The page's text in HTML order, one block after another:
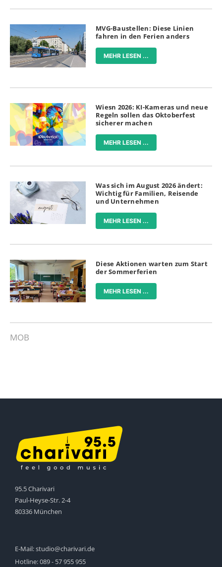
MVG-Baustellen: Diese Linien
fahren in den Ferien anders
MEHR LESEN ...
Wiesn 2026: KI-Kameras und neue
Regeln sollen das Oktoberfest
sicherer machen
MEHR LESEN ...
Was sich im August 2026 ändert:
Wichtig für Familien, Reisende
und Unternehmen
MEHR LESEN ...
Diese Aktionen warten zum Start
der Sommerferien
MEHR LESEN ...
MOB
95.5 Charivari
Paul-Heyse-Str. 2-4
80336 München
E-Mail:studio@charivari.de
Hotline:089 - 57 955 955